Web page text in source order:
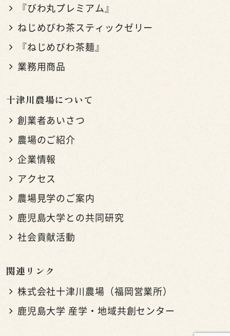
『びわ丸プレミアム』
ねじめびわ茶スティックゼリー
『ねじめびわ茶麺』
業務用商品
十津川農場について
創業者あいさつ
農場のご紹介
企業情報
アクセス
農場見学のご案内
鹿児島大学との共同研究
社会貢献活動
関連リンク
株式会社十津川農場（福岡営業所）
鹿児島大学 産学・地域共創センター